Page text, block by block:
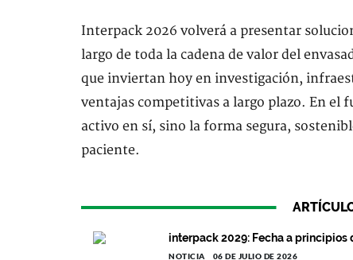
Interpack 2026 volverá a presentar
largo de toda la cadena de valor del
que inviertan hoy en investigación,
ventajas competitivas a largo plazo. En
activo en sí, sino la forma segura,
paciente.
interpack 2029: Fecha a principios
NOTICIA 06 DE JULIO DE 2026